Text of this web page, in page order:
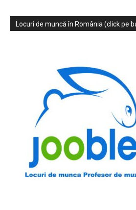
Locuri de muncă în România (click pe